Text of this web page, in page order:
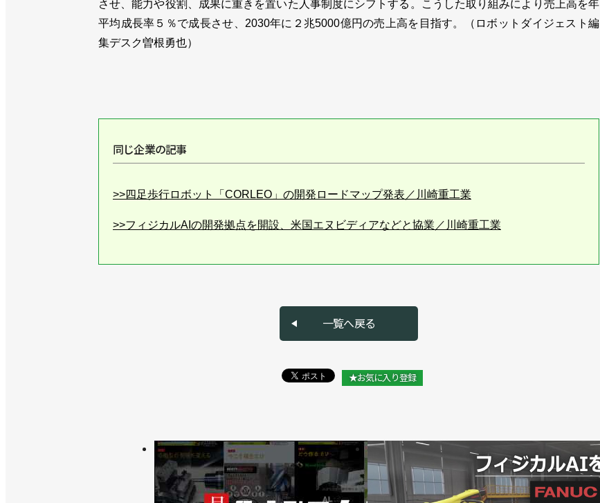
させ、能力や役割、成果に重きを置いた人事制度にシフトする。こうした取り組みにより売上高を年
平均成長率５％で成長させ、2030年に２兆5000億円の売上高を目指す。（ロボットダイジェスト編
集デスク曽根勇也）
同じ企業の記事
>>四足歩行ロボット「CORLEO」の開発ロードマップ発表／川崎重工業
>>フィジカルAIの開発拠点を開設、米国エヌビディアなどと協業／川崎重工業
>>25kg可搬のコンパクトな汎用ロボット発売／川崎重工業
>>アストーの教育用ロボット販売に向け検討を開始／川崎重工業
>>産業用ロボットのプログラミング支援ソフトを発売／川崎重工業
崎重工業、ダイヘン、エプソン
>>変化に対応できる組織に／川崎重工業 坂東賢二ロボットディビジョン長
一覧へ戻る
★お気に入り登録